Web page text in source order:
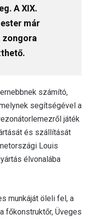
A XIX.
már
zongora
számító,
segítségével a
játék
és szállítását
Louis
élvonalába
munkáját öleli fel, a
főkonstruktőr, Üveges